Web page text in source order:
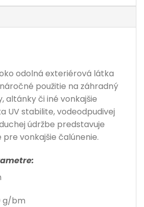
odolná exteriérová látka
použitie na záhradný
altánky či iné vonkajšie
UV stabilite, vodeodpudivej
údržbe predstavuje
pre vonkajšie čalúnenie.
g/bm